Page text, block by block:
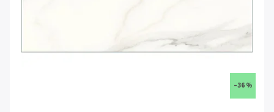
–36 %